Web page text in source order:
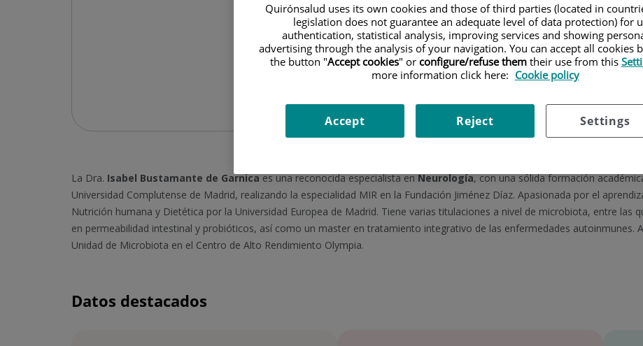
FACULTATIVO ESPECIALISTA NEUROLOGÍA
NEUROLOGÍA
La Dra. Isabel Bustamante de Garnicaes una reconocida especialista enNeurología, con una sólida formación
Universidad Complutense de Madrid, realizando la especialidad MIR en la Fundación Jiménez Díaz. Apasionada por el
Nutrición humana y Dietética por la Universidad Europea de Madrid. Tiene varias titulaciones a nivel de microbiota, entre las
en permeabilidad intestinal y probióticos, así como un master en tratamiento integrativo de las enfermedades autoinmunes.
Unidad de Microbiota en el Centro de Alto Rendimiento Olympia.
Datos destacados
Quirónsalud uses its own cookies and those of third parties (located in
legislation does not guarantee an adequate level of data protection) for
authentication, statistical analysis, improving services and showing
advertising through the analysis of your navigation. You can accept all cookies
the button "Accept cookies" or configure/refuse themtheir use from this
more information click here: Cookie policy
Settings
Reject
Accept